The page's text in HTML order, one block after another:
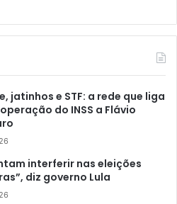
jatinhos e STF: a rede que liga
do INSS a Flávio
interferir nas eleições
diz governo Lula